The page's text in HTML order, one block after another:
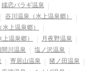
嬬恋バラギ温泉
谷川温泉（水上温泉郷）
上温泉郷）
温泉郷）
月夜野温泉
間川温泉
塩ノ沢温泉
寄居山温泉
猪ノ田温泉